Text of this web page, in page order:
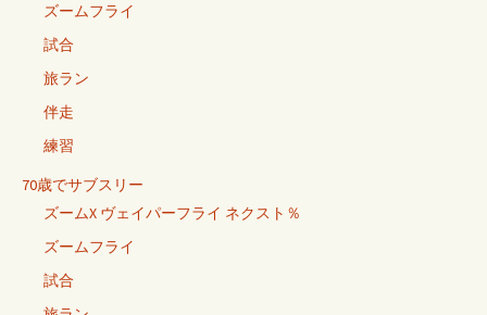
ズームフライ
試合
旅ラン
伴走
練習
70歳でサブスリー
ズームX ヴェイパーフライ ネクスト％
ズームフライ
試合